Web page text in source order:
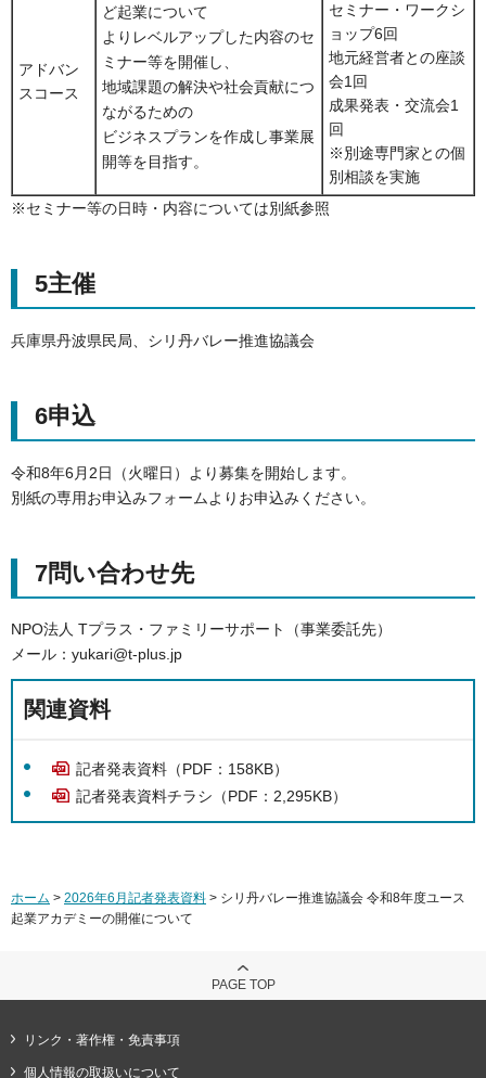
アドバン
スコース
ど起業について
よりレベルアップした内容のセ
ミナー等を開催し、
地域課題の解決や社会貢献につ
ながるための
ビジネスプランを作成し事業展
開等を目指す。
セミナー・ワークシ
ョップ6回
地元経営者との座談
会1回
成果発表・交流会1
回
※別途専門家との個
別相談を実施
※セミナー等の日時・内容については別紙参照
5主催
兵庫県丹波県民局、シリ丹バレー推進協議会
6申込
令和8年6月2日（火曜日）より募集を開始します。
別紙の専用お申込みフォームよりお申込みください。
7問い合わせ先
NPO法人 Tプラス・ファミリーサポート（事業委託先）
メール：yukari@t-plus.jp
関連資料
記者発表資料（PDF：158KB）
記者発表資料チラシ（PDF：2,295KB）
ホーム > 2026年6月記者発表資料 > シリ丹バレー推進協議会 令和8年度ユース
起業アカデミーの開催について
PAGE TOP
リンク・著作権・免責事項
個人情報の取扱いについて